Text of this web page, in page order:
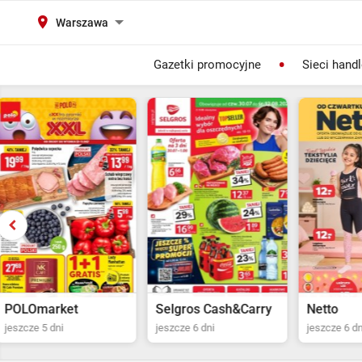
Warszawa
Gazetki promocyjne Sieci
Selgros Cash&Carry
jeszcze 6 dni
Netto
jeszcze 6 dni jeszcze 5